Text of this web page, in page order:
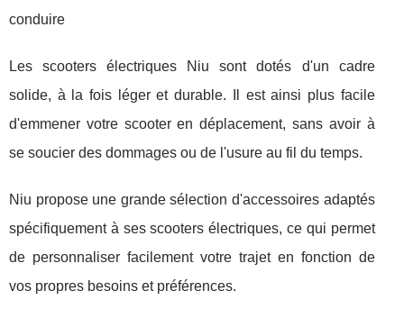
conduire
Les scooters électriques Niu sont dotés d'un cadre
solide, à la fois léger et durable. Il est ainsi plus facile
d'emmener votre scooter en déplacement, sans avoir à
se soucier des dommages ou de l'usure au fil du temps.
Niu propose une grande sélection d'accessoires adaptés
spécifiquement à ses scooters électriques, ce qui permet
de personnaliser facilement votre trajet en fonction de
vos propres besoins et préférences.